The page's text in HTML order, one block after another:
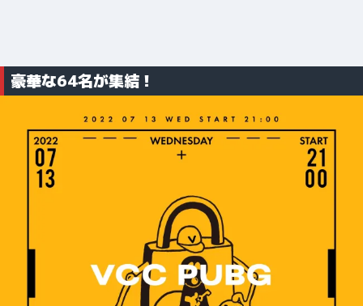
豪華な64名が集結！